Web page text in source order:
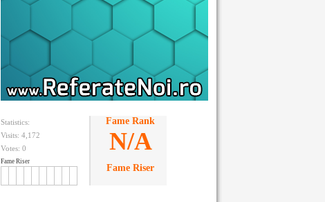
Statistics:
Visits: 4,172
Votes: 0
Fame Riser
Fame Rank
N/A
Fame Riser